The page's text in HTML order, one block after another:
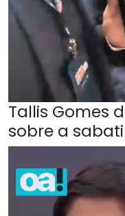
Tallis Gomes
sobre a